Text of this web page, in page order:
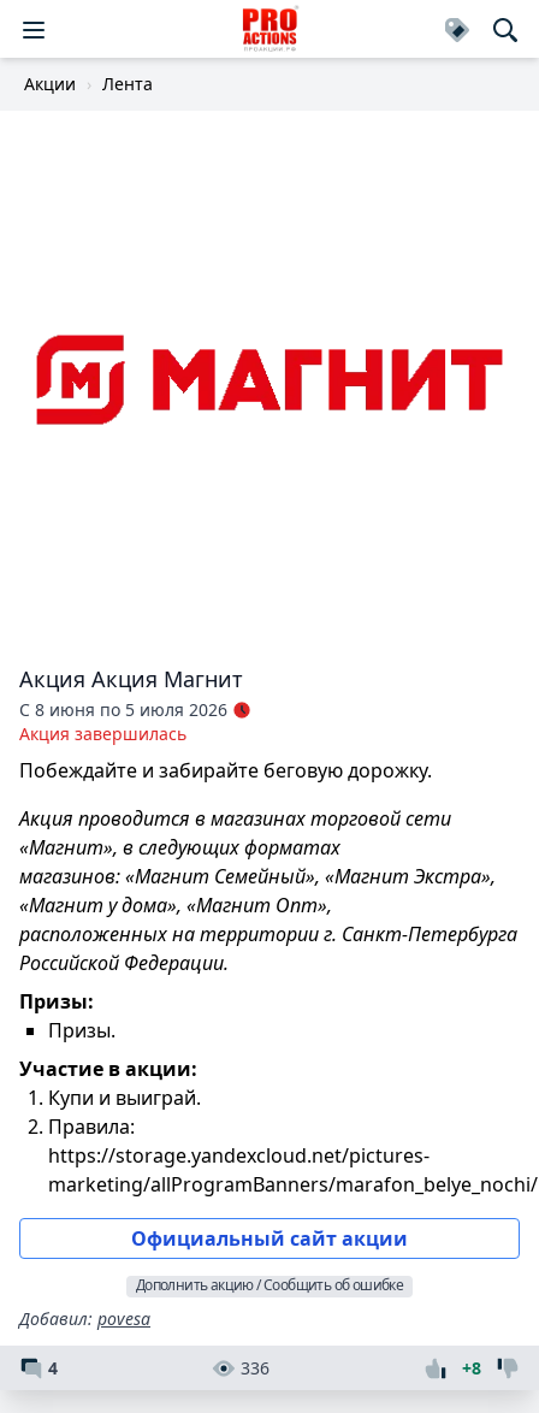
Акции Лента
Акция Акция Магнит
С 8 июня по 5 июля 2026
Акция завершилась
Побеждайте и забирайте беговую дорожку.
Акция проводится в магазинах торговой сети
«Магнит», в следующих форматах
магазинов: «Магнит Семейный», «Магнит Экстра»,
«Магнит у дома», «Магнит Опт»,
расположенных на территории г. Санкт-Петербурга
Российской Федерации.
Призы:
Призы.
Участие в акции:
Купи и выиграй.
Правила:
https://storage.yandexcloud.net/pictures-
marketing/allProgramBanners/
Официальный сайт акции
Дополнить акцию / Сообщить об ошибке
Добавил: povesa
4 336 +8